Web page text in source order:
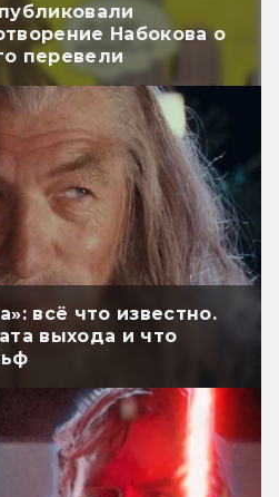
Набокова о
перевели
всё что известно.
выхода и что